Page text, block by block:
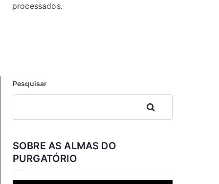
processados.
Pesquisar
Pesquisar
SOBRE AS ALMAS DO
PURGATÓRIO